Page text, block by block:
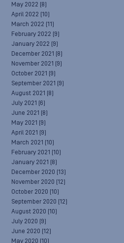
May 2022 (8)
April 2022 (10)
March 2022 (11)
February 2022 (9)
January 2022 (9)
December 2021 (8)
November 2021 (9)
October 2021 (9)
September 2021 (9)
August 2021 (8)
July 2021 (6)
June 2021 (8)
May 2021 (9)
April 2021 (9)
March 2021 (10)
February 2021 (10)
January 2021 (8)
December 2020 (13)
November 2020 (12)
October 2020 (10)
September 2020 (12)
August 2020 (10)
July 2020 (9)
June 2020 (12)
May 2020 (10)